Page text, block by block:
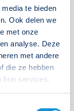
te bieden
Ook delen we
met onze
analyse. Deze
met andere
die ze hebben
hun services.